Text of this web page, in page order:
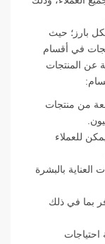
بارز؛ حيث
في أقسام
عن المنتجات
من منتجات
للعملاء
العناية بالبشرة
بما في ذلك